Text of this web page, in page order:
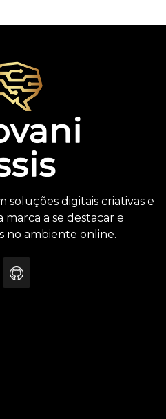
soluções digitais criativas e
a se destacar e
no ambiente online.